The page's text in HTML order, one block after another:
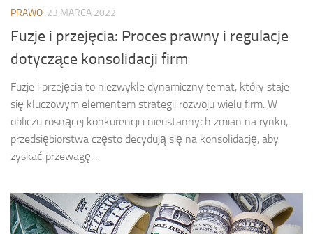
PRAWO 23 MARCA 2022
Fuzje i przejęcia: Proces prawny i regulacje
dotyczące konsolidacji firm
Fuzje i przejęcia to niezwykle dynamiczny temat, który staje
się kluczowym elementem strategii rozwoju wielu firm. W
obliczu rosnącej konkurencji i nieustannych zmian na rynku,
przedsiębiorstwa często decydują się na konsolidację, aby
zyskać przewagę...